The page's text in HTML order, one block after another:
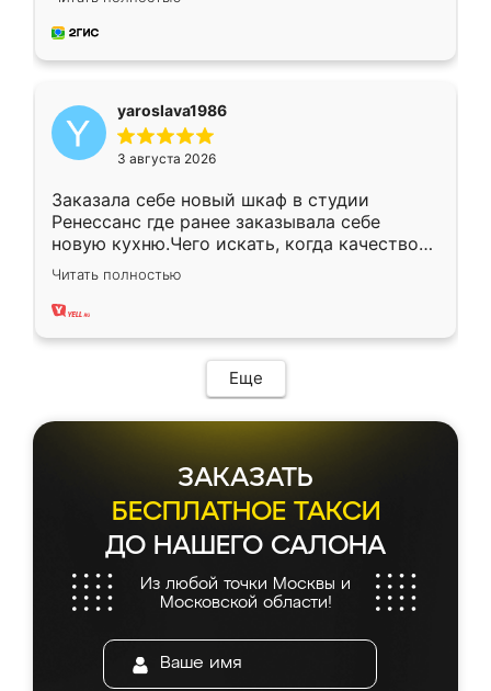
довольны работой. Спасибо Ренессанс
мебель за качественную работу!
yaroslava1986
3 августа 2026
Заказала себе новый шкаф в студии
Ренессанс где ранее заказывала себе
новую кухню.Чего искать, когда качеством
вполне довольна. Служит кухня уже почти
два года, нареканий нет.
Читать полностью
Еще
ЗАКАЗАТЬ
БЕСПЛАТНОЕ ТАКСИ
ДО НАШЕГО САЛОНА
Из любой точки Москвы и
Московской области!